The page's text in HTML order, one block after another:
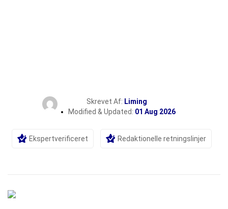
Skrevet Af: Liming
Modified & Updated: 01 Aug 2026
Ekspertverificeret Redaktionelle retningslinjer